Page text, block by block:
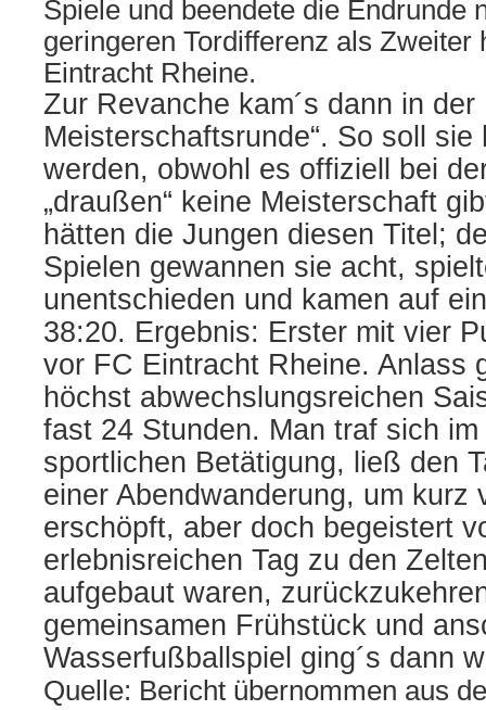
Spiele und beendete die Endrunde
geringeren Tordifferenz als Zweiter
Eintracht Rheine.
Zur Revanche kam´s dann in der
Meisterschaftsrunde“. So soll sie
werden, obwohl es offiziell bei
„draußen“ keine Meisterschaft
hätten die Jungen diesen Titel;
Spielen gewannen sie acht,
unentschieden und kamen auf
38:20. Ergebnis: Erster mit vier
vor FC Eintracht Rheine. Anlass
höchst abwechslungsreichen
fast 24 Stunden. Man traf sich
sportlichen Betätigung, ließ den
einer Abendwanderung, um kurz
erschöpft, aber doch begeistert
erlebnisreichen Tag zu den
aufgebaut waren,
gemeinsamen Frühstück und
Wasserfußballspiel ging´s dann
Quelle: Bericht übernommen aus